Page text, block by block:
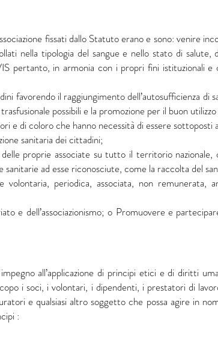
fissati dallo Statuto erano e sono: venire
nella tipologia del sangue e nello stato di salute,
pertanto, in armonia con i propri fini istituzionali e
favorendo il raggiungimento dell’autosufficienza di
possibili e la promozione per il buon
e di coloro che hanno necessità di essere sottoposti
sanitaria dei cittadini;
proprie associate su tutto il territorio
ad esse riconosciute, come la raccolta del
volontaria, periodica, associata, non remunerata,
e dell’associazionismo; o Promuovere e
all’applicazione di principi etici e di diritti
i soci, i volontari, i dipendenti, i prestatori di
e qualsiasi altro soggetto che possa agire in
: